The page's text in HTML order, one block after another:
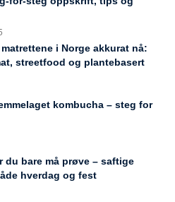
i Norge akkurat nå:
streetfood og plantebasert
kombucha – steg for
du bare må prøve – saftige
hverdag og fest